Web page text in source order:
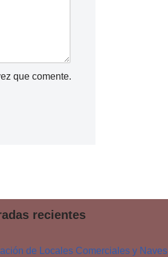
que comente.
recientes
de Locales Comerciales y Naves